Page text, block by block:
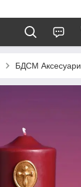
БДСМ Аксесуари